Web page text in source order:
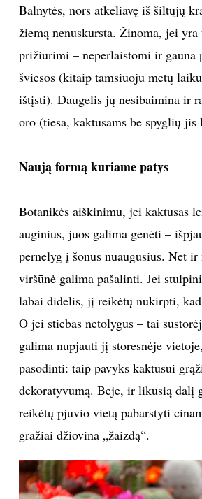
ĮDOMYBĖS
ISTORIJA
KNYGOS
RECEPTAI
VAIKAI
NELAIMĖS
KONTAKTAI
PRIVATUMO POLITIKA
Sekite mus:
Balnytės, nors atkeliavę iš šiltųjų
žiemą nenuskursta. Žinoma, jei
prižiūrimi – neperlaistomi ir gauna
šviesos (kitaip tamsiuoju metų
ištįsti). Daugelis jų nesibaimina ir
oro (tiesa, kaktusams be spyglių jis
Naują formą kuriame patys
Botanikės aiškinimu, jei kaktusas
auginius, juos galima genėti –
pernelyg į šonus nuaugusius. Net
viršūnė galima pašalinti. Jei
labai didelis, jį reikėtų nukirpti,
O jei stiebas netolygus – tai
galima nupjauti jį storesnėje
pasodinti: taip pavyks kaktusui
dekoratyvumą. Beje, ir likusią dalį
reikėtų pjūvio vietą pabarstyti
gražiai džiovina „žaizdą“.